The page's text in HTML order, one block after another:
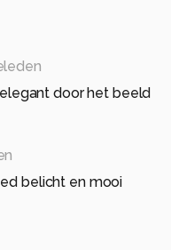
door het beeld
belicht en mooi